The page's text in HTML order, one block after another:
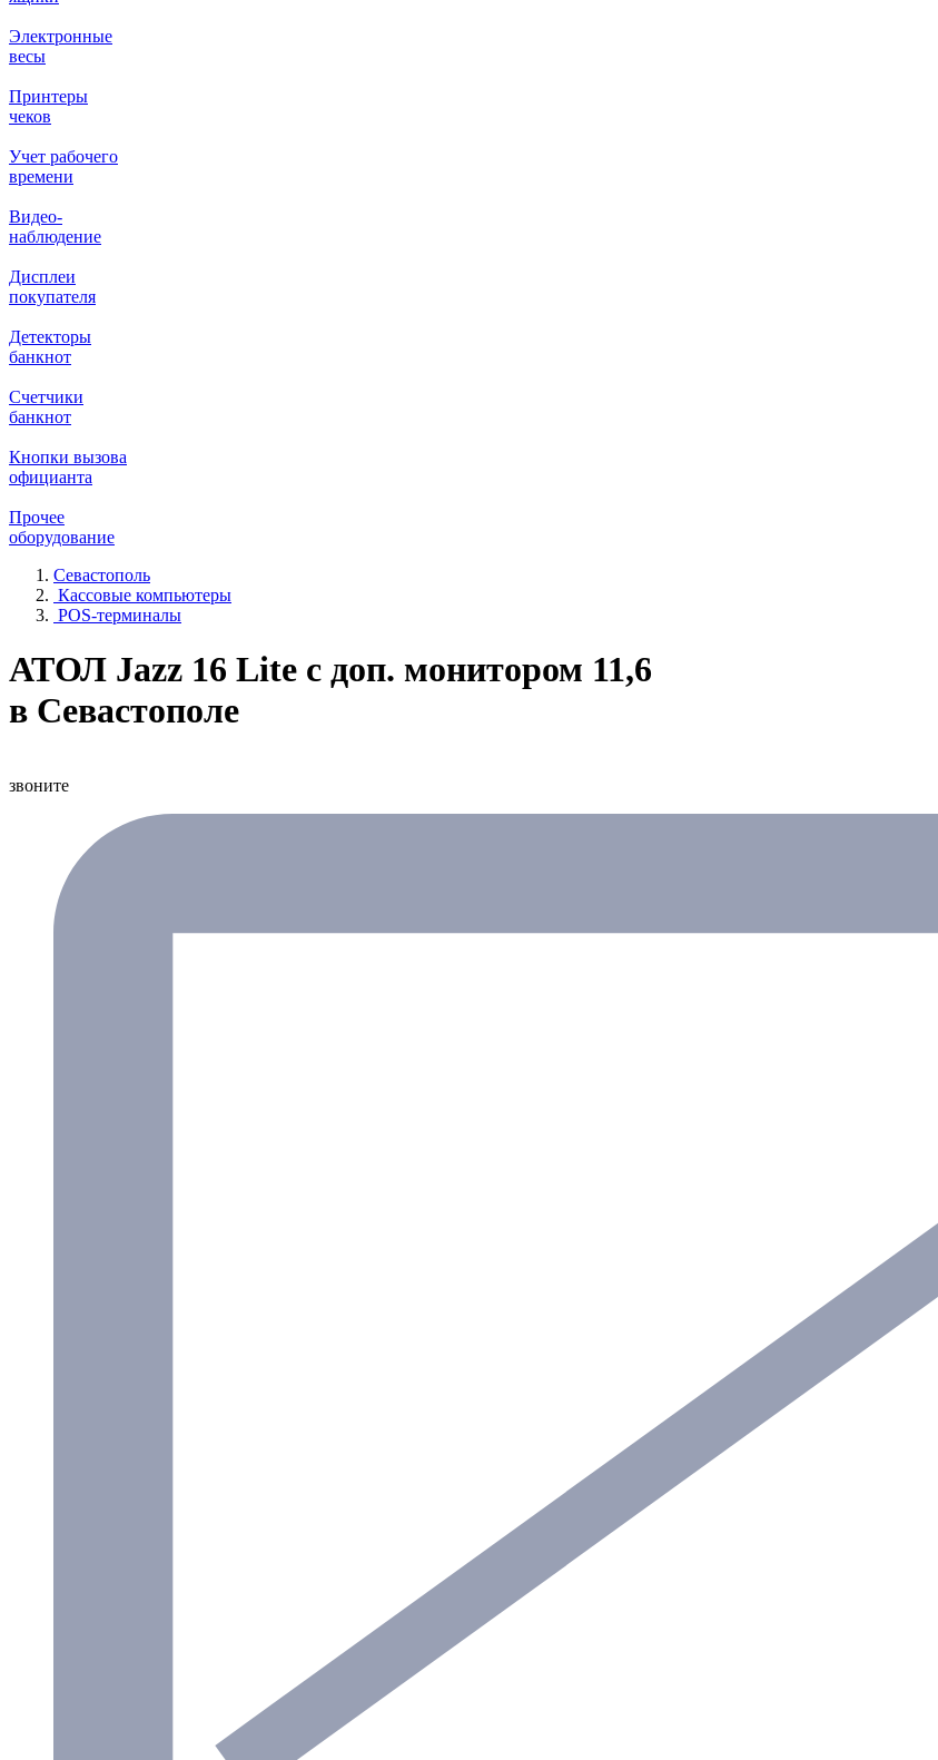
Электронные
весы
Принтеры
чеков
Учет рабочего
времени
Видео‑
наблюдение
Дисплеи
покупателя
Детекторы
банкнот
Счетчики
банкнот
Кнопки вызова
официанта
Прочее
оборудование
Севастополь
Кассовые компьютеры
POS-терминалы
АТОЛ Jazz 16 Lite с доп. монитором 11,6
в Севастополе
звоните